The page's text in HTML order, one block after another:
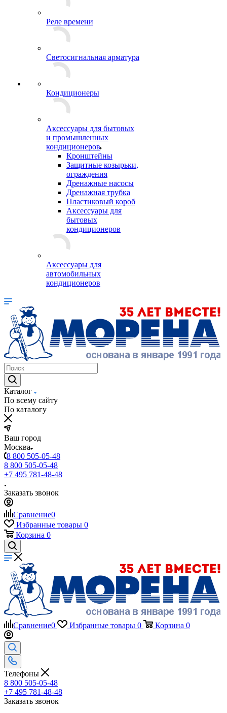
Реле времени
Светосигнальная арматура
Кондиционеры
Аксессуары для бытовых
и промышленных
кондиционеров
Кронштейны
Защитные козырьки,
ограждения
Дренажные насосы
Дренажная трубка
Пластиковый короб
Аксессуары для
бытовых
кондиционеров
Аксессуары для
автомобильных
кондиционеров
Каталог
По всему сайту
По каталогу
Ваш город
Москва
8 800 505-05-48
8 800 505-05-48
+7 495 781-48-48
Заказать звонок
Сравнение0
Избранные товары 0
Корзина 0
Сравнение0 Избранные товары 0 Корзина 0
Телефоны
8 800 505-05-48
+7 495 781-48-48
Заказать звонок